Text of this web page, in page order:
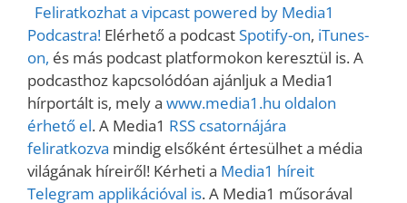
Feliratkozhat a vipcast powered by Media1
Podcastra! Elérhető a podcastSpotify-on, iTunes-
on, és más podcast platformokon keresztül is. A
podcasthoz kapcsolódóan ajánljuk a Media1
hírportált is, mely a www.media1.hu oldalon
érhető el. A Media1 RSS csatornájára
feliratkozva mindig elsőként értesülhet a média
világának híreiről! Kérheti a Media1 híreit
Telegram applikációval is. A Media1 műsorával